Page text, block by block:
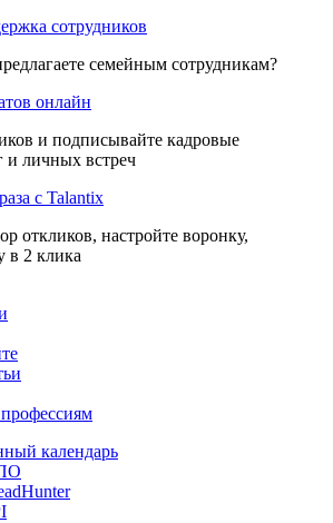
сотрудников
семейным сотрудникам?
онлайн
и подписывайте кадровые
и личных встреч
с Talantix
откликов, настройте воронку,
в 2 клика
календарь